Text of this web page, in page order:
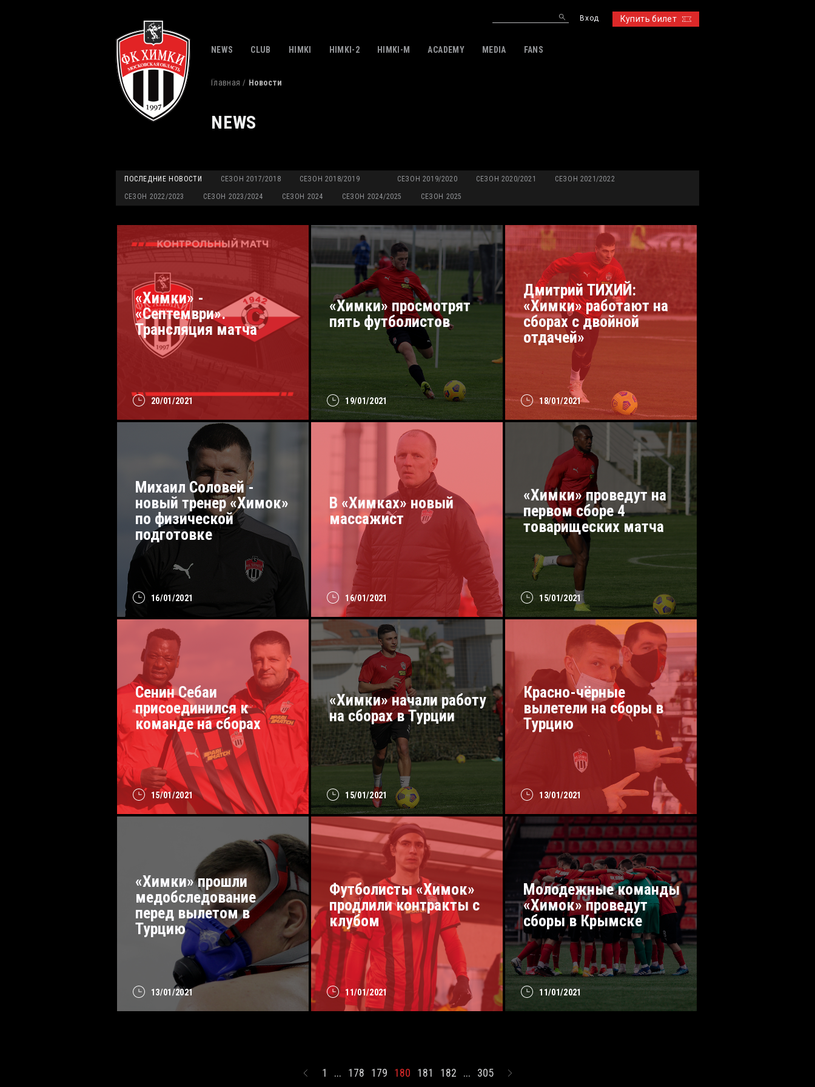
Купить билет
Вход
NEWS CLUB HIMKI HIMKI-2 HIMKI-M ACADEMY MEDIA FANS
Главная Новости
NEWS
ПОСЛЕДНИЕ НОВОСТИ СЕЗОН 2017/2018 СЕЗОН 2018/2019 СЕЗОН 2019/2020 СЕЗОН 2020/2021 СЕЗОН 2021/2022
СЕЗОН 2022/2023 СЕЗОН 2023/2024 СЕЗОН 2024 СЕЗОН 2024/2025 СЕЗОН 2025
20/01/2021
«Химки» -
«Септември».
Трансляция матча
19/01/2021
«Химки» просмотрят
пять футболистов
18/01/2021
Дмитрий ТИХИЙ:
«Химки» работают на
сборах с двойной
отдачей»
16/01/2021
Михаил Соловей -
новый тренер «Химок»
по физической
подготовке
16/01/2021
В «Химках» новый
массажист
15/01/2021
«Химки» проведут на
первом сборе 4
товарищеских матча
15/01/2021
Сенин Себаи
присоединился к
команде на сборах
15/01/2021
«Химки» начали работу
на сборах в Турции
13/01/2021
Красно-чёрные
вылетели на сборы в
Турцию
13/01/2021
«Химки» прошли
медобследование
перед вылетом в
Турцию
11/01/2021
Футболисты «Химок»
продлили контракты с
клубом
11/01/2021
Молодежные команды
«Химок» проведут
сборы в Крымске
1 ... 178 179 180 181 182 ... 305